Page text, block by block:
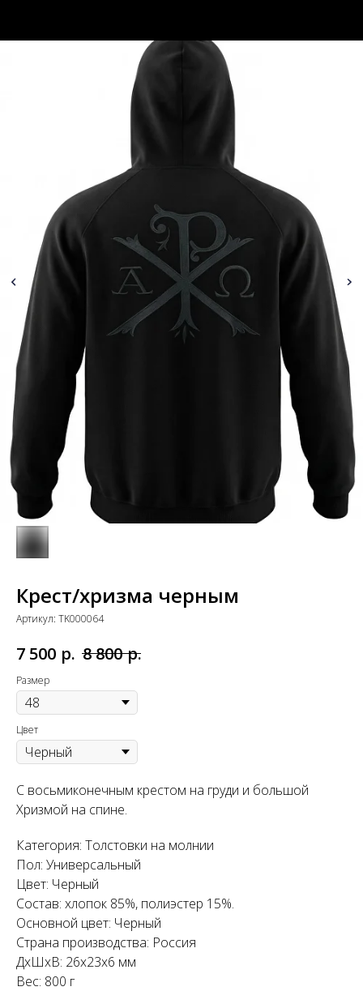
Крест/хризма черным
Артикул: TK000064
7 500 р. 8 800 р.
Размер
Цвет
С восьмиконечным крестом на груди и большой
Хризмой на спине.
Категория: Толстовки на молнии
Пол: Универсальный
Цвет: Черный
Состав: хлопок 85%, полиэстер 15%.
Основной цвет: Черный
Страна производства: Россия
ДxШxВ: 26x23x6 мм
Вес: 800 г